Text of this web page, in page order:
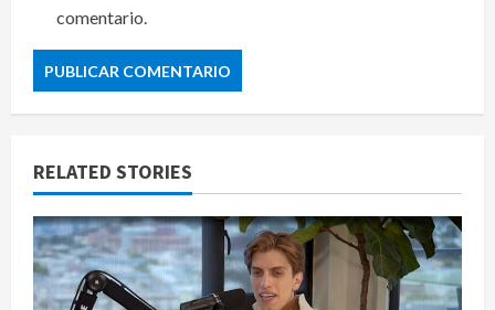
comentario.
RELATED STORIES